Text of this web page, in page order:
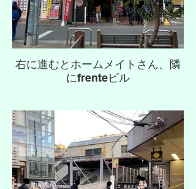
右に進むとホームメイトさん、隣
にfrenteビル